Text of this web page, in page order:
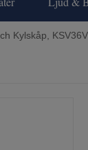
Kylskåp,